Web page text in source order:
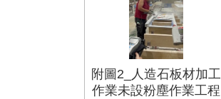
附圖2_人造石板材加工
作業未設粉塵作業工程